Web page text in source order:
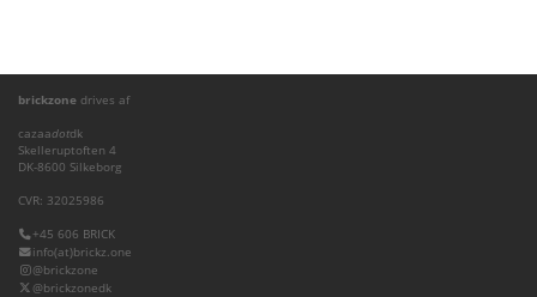
brickzone drives af
cazaadotdk
Skelleruptoften 4
DK-8600 Silkeborg
CVR: 32025986
+45 606 BRICK
info(at)brickz.one
@brickzone
@brickzonedk